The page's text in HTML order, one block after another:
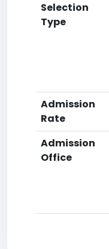
Selection
Type
Admission
Rate
Admission
Office